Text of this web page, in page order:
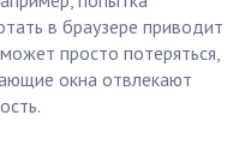
в браузере приводит
просто потеряться,
окна отвлекают